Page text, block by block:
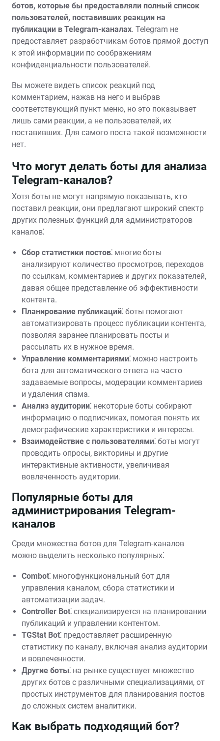
ботов, которые бы предоставляли полный список
пользователей, поставивших реакции на
публикации в Telegram-каналах. Telegram не
предоставляет разработчикам ботов прямой доступ
к этой информации по соображениям
конфиденциальности пользователей.
Вы можете видеть список реакций под
комментарием, нажав на него и выбрав
соответствующий пункт меню, но это показывает
лишь сами реакции, а не пользователей, их
поставивших. Для самого поста такой возможности
нет.
Что могут делать боты для анализа
Telegram-каналов?
Хотя боты не могут напрямую показывать, кто
поставил реакции, они предлагают широкий спектр
других полезных функций для администраторов
каналов⁚
Сбор статистики постов⁚ многие боты
анализируют количество просмотров, переходов
по ссылкам, комментариев и других показателей,
давая общее представление об эффективности
контента.
Планирование публикаций⁚ боты помогают
автоматизировать процесс публикации контента,
позволяя заранее планировать посты и
рассылать их в нужное время.
Управление комментариями⁚ можно настроить
бота для автоматического ответа на часто
задаваемые вопросы, модерации комментариев
и удаления спама.
Анализ аудитории⁚ некоторые боты собирают
информацию о подписчиках, помогая понять их
демографические характеристики и интересы.
Взаимодействие с пользователями⁚ боты могут
проводить опросы, викторины и другие
интерактивные активности, увеличивая
вовлеченность аудитории.
Популярные боты для
администрирования Telegram-
каналов
Среди множества ботов для Telegram-каналов
можно выделить несколько популярных⁚
Combot⁚ многофункциональный бот для
управления каналом, сбора статистики и
автоматизации задач.
Controller Bot⁚ специализируется на планировании
публикаций и управлении контентом.
TGStat Bot⁚ предоставляет расширенную
статистику по каналу, включая анализ аудитории
и вовлеченности.
Другие боты⁚ на рынке существует множество
других ботов с различными специализациями, от
простых инструментов для планирования постов
до сложных систем аналитики.
Как выбрать подходящий бот?